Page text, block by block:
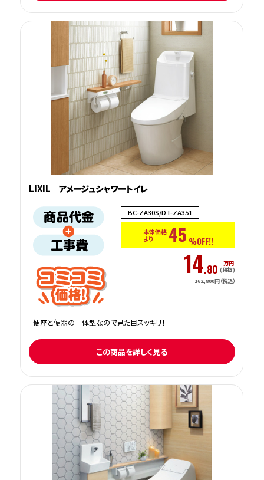
LIXIL アメージュシャワートイレ
BC-ZA30S/DT-ZA351
本体価格
より
45 %OFF!!
14.80 万円
(税抜)
162,800円（税込）
便座と便器の一体型なので見た目スッキリ！
この商品を詳しく見る